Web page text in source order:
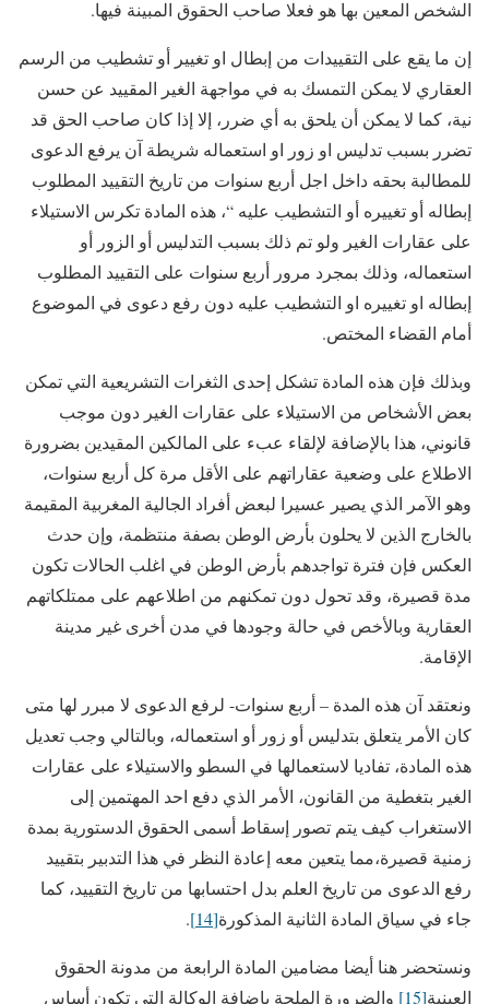
الشخص المعين بها هو فعلا صاحب الحقوق المبينة فيها.
إن ما يقع على التقييدات من إبطال او تغيير أو تشطيب من الرسم
العقاري لا يمكن التمسك به في مواجهة الغير المقييد عن حسن
نية، كما لا يمكن أن يلحق به أي ضرر، إلا إذا كان صاحب الحق قد
تضرر بسبب تدليس او زور او استعماله شريطة آن يرفع الدعوى
للمطالبة بحقه داخل اجل أربع سنوات من تاريخ التقييد المطلوب
إبطاله أو تغييره أو التشطيب عليه “، هذه المادة تكرس الاستيلاء
على عقارات الغير ولو تم ذلك بسبب التدليس أو الزور أو
استعماله، وذلك بمجرد مرور أربع سنوات على التقييد المطلوب
إبطاله او تغييره او التشطيب عليه دون رفع دعوى في الموضوع
أمام القضاء المختص.
وبذلك فإن هذه المادة تشكل إحدى الثغرات التشريعية التي تمكن
بعض الأشخاص من الاستيلاء على عقارات الغير دون موجب
قانوني، هذا بالإضافة لإلقاء عبء على المالكين المقيدين بضرورة
الاطلاع على وضعية عقاراتهم على الأقل مرة كل أربع سنوات،
وهو الآمر الذي يصير عسيرا لبعض أفراد الجالية المغربية المقيمة
بالخارج الذين لا يحلون بأرض الوطن بصفة منتظمة، وإن حدث
العكس فإن فترة تواجدهم بأرض الوطن في اغلب الحالات تكون
مدة قصيرة، وقد تحول دون تمكنهم من اطلاعهم على ممتلكاتهم
العقارية وبالأخص في حالة وجودها في مدن أخرى غير مدينة
الإقامة.
ونعتقد آن هذه المدة – أربع سنوات- لرفع الدعوى لا مبرر لها متى
كان الأمر يتعلق بتدليس أو زور أو استعماله، وبالتالي وجب تعديل
هذه المادة، تفاديا لاستعمالها في السطو والاستيلاء على عقارات
الغير بتغطية من القانون، الأمر الذي دفع احد المهتمين إلى
الاستغراب كيف يتم تصور إسقاط أسمى الحقوق الدستورية بمدة
زمنية قصيرة،مما يتعين معه إعادة النظر في هذا التدبير بتقييد
رفع الدعوى من تاريخ العلم بدل احتسابها من تاريخ التقييد، كما
جاء في سياق المادة الثانية المذكورة[14]
.
ونستحضر هنا أيضا مضامين المادة الرابعة من مدونة الحقوق
العينية[15]
والضرورة الملحة بإضافة الوكالة التي تكون أساس